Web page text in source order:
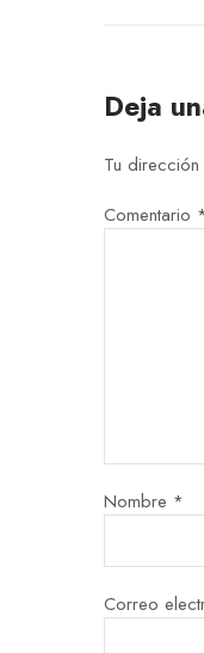
Deja
Tu
Comentario
Nombre *
Correo